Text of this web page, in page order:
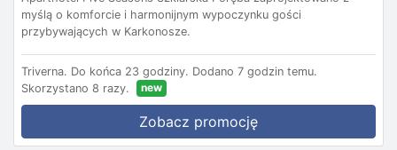
myślą o komforcie i harmonijnym wypoczynku gości
przybywających w Karkonosze.
Triverna. Do końca 23 godziny. Dodano 7 godzin temu.
Skorzystano 8 razy.
new
Zobacz promocję